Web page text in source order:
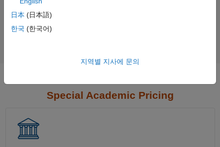
Special Academic Pricing
日本 (日本語)
한국 (한국어)
지역별 지사에 문의